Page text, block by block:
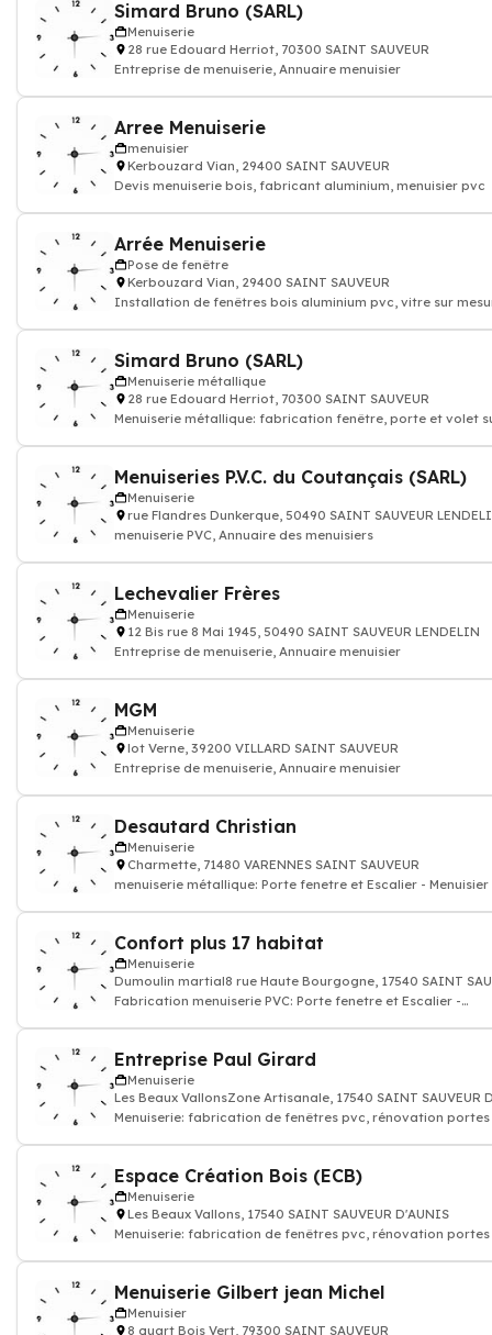
Simard Bruno (SARL)
Menuiserie
28 rue Edouard Herriot, 70300 SAINT SAUVEUR
Entreprise de menuiserie, Annuaire menuisier
Arree Menuiserie
menuisier
Kerbouzard Vian, 29400 SAINT SAUVEUR
Devis menuiserie bois, fabricant aluminium, menuisier pvc
Arrée Menuiserie
Pose de fenêtre
Kerbouzard Vian, 29400 SAINT SAUVEUR
Installation de fenêtres bois aluminium pvc, vitre sur
Simard Bruno (SARL)
Menuiserie métallique
28 rue Edouard Herriot, 70300 SAINT SAUVEUR
Menuiserie métallique: fabrication fenêtre, porte et volet
Menuiseries P.V.C. du Coutançais (SARL)
Menuiserie
rue Flandres Dunkerque, 50490 SAINT SAUVEUR
menuiserie PVC, Annuaire des menuisiers
Lechevalier Frères
Menuiserie
12 Bis rue 8 Mai 1945, 50490 SAINT SAUVEUR LENDELIN
Entreprise de menuiserie, Annuaire menuisier
MGM
Menuiserie
lot Verne, 39200 VILLARD SAINT SAUVEUR
Entreprise de menuiserie, Annuaire menuisier
Desautard Christian
Menuiserie
Charmette, 71480 VARENNES SAINT SAUVEUR
menuiserie métallique: Porte fenetre et Escalier - Menuisier
Confort plus 17 habitat
Menuiserie
Dumoulin martial8 rue Haute Bourgogne, 17540 SAINT
Fabrication menuiserie PVC: Porte fenetre et Escalier -
Entreprise Paul Girard
Menuiserie
Les Beaux VallonsZone Artisanale, 17540 SAINT SAUVEUR
Menuiserie: fabrication de fenêtres pvc, rénovation portes
Espace Création Bois (ECB)
Menuiserie
Les Beaux Vallons, 17540 SAINT SAUVEUR D'AUNIS
Menuiserie: fabrication de fenêtres pvc, rénovation portes
Menuiserie Gilbert jean Michel
Menuisier
8 quart Bois Vert, 79300 SAINT SAUVEUR